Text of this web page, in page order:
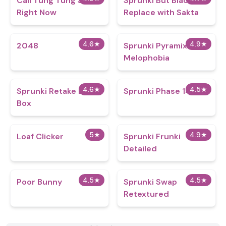
Right Now
Replace with Sakta
4.6★
2048 4.9★
Sprunki Pyramix
Melophobia
4.6★
Sprunki Retake Beat
Box
4.5★
Sprunki Phase 14
5★
Loaf Clicker 4.9★
Sprunki Frunki
Detailed
4.5★
Poor Bunny 4.5★
Sprunki Swap
Retextured